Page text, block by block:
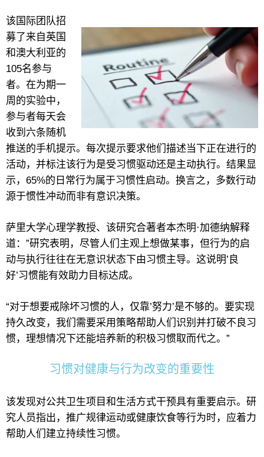
该国际团队招
募了来自英国
和澳大利亚的
105名参与
者。在为期一
周的实验中，
参与者每天会
收到六条随机
推送的手机提示。每次提示要求他们描述当下正在进行的
活动，并标注该行为是受习惯驱动还是主动执行。结果显
示，65%的日常行为属于习惯性启动。换言之，多数行动
源于惯性冲动而非有意识决策。
萨里大学心理学教授、该研究合著者本杰明·加德纳解释
道：”研究表明，尽管人们主观上想做某事，但行为的启
动与执行往往在无意识状态下由习惯主导。这说明’良
好’习惯能有效助力目标达成。
“对于想要戒除坏习惯的人，仅靠’努力’是不够的。要实现
持久改变，我们需要采用策略帮助人们识别并打破不良习
惯，理想情况下还能培养新的积极习惯取而代之。”
习惯对健康与行为改变的重要性
该发现对公共卫生项目和生活方式干预具有重要启示。研
究人员指出，推广规律运动或健康饮食等行为时，应着力
帮助人们建立持续性习惯。